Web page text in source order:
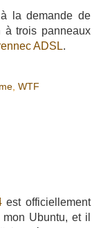
la demande de
à trois panneaux
ADSL.
, WTF
est officiellement
Ubuntu, et il